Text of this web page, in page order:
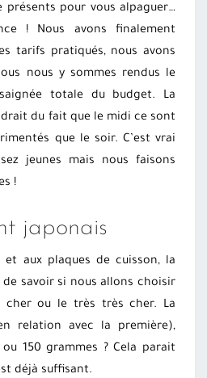
présents pour vous alpaguer…
! Nous avons finalement
tarifs pratiqués, nous avons
nous y sommes rendus le
totale du budget. La
du fait que le midi ce sont
que le soir. C’est vrai
jeunes mais nous faisons
!
japonais
aux plaques de cuisson, la
savoir si nous allons choisir
cher ou le très très cher. La
relation avec la première),
150 grammes ? Cela parait
déjà suffisant.